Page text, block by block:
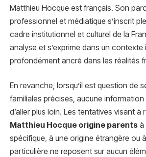
Matthieu Hocque est français. Son
professionnel et médiatique s’inscrit
cadre institutionnel et culturel de la
analyse et s’exprime dans un contexte
profondément ancré dans les réalités
En revanche, lorsqu’il est question de
familiales précises, aucune
d’aller plus loin. Les tentatives visant à
Matthieu Hocque origine parents à
spécifique, à une origine étrangère ou
particulière ne reposent sur aucun